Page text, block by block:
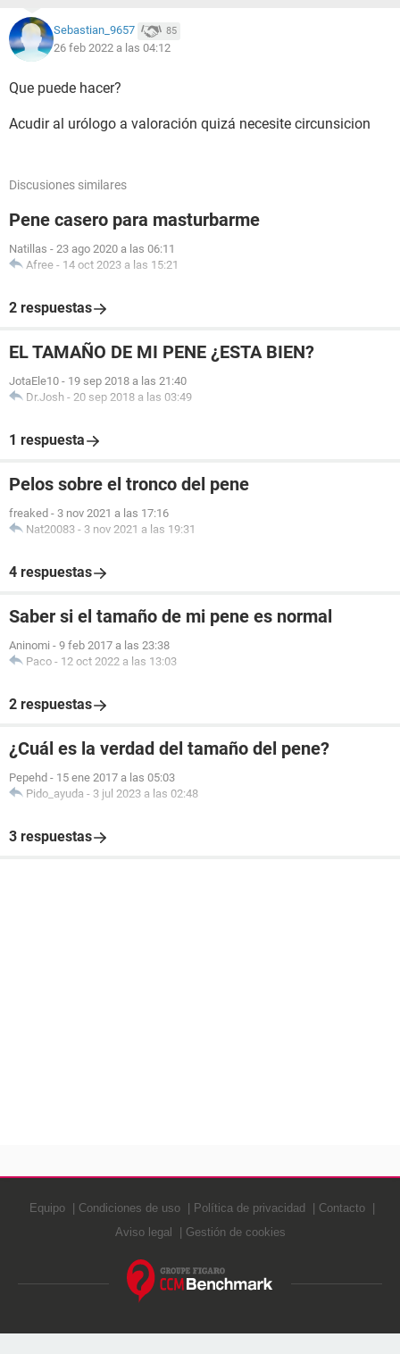
Sebastian_9657 85
26 feb 2022 a las 04:12
Que puede hacer?
Acudir al urólogo a valoración quizá necesite circunsicion
Discusiones similares
Pene casero para masturbarme
Natillas - 23 ago 2020 a las 06:11
Afree - 14 oct 2023 a las 15:21
2 respuestas
EL TAMAÑO DE MI PENE ¿ESTA BIEN?
JotaEle10 - 19 sep 2018 a las 21:40
Dr.Josh - 20 sep 2018 a las 03:49
1 respuesta
Pelos sobre el tronco del pene
freaked - 3 nov 2021 a las 17:16
Nat20083 - 3 nov 2021 a las 19:31
4 respuestas
Saber si el tamaño de mi pene es normal
Aninomi - 9 feb 2017 a las 23:38
Paco - 12 oct 2022 a las 13:03
2 respuestas
¿Cuál es la verdad del tamaño del pene?
Pepehd - 15 ene 2017 a las 05:03
Pido_ayuda - 3 jul 2023 a las 02:48
3 respuestas
Equipo Condiciones de uso Política de privacidad
Contacto
Aviso legal
Gestión de cookies